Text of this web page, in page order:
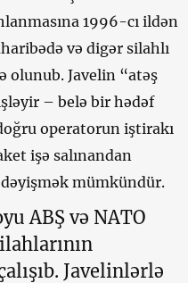
1996-cı ildən
və digər silahlı
olunub. Javelin “atəş
– belə bir hədəf
operatorun iştirakı
işə salınandan
mümkündür.
ABŞ və NATO
Javelinlərlə